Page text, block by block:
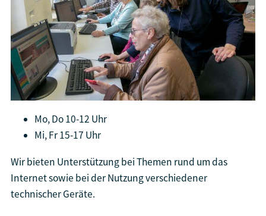
Mo, Do 10-12 Uhr
Mi, Fr 15-17 Uhr
Wir bieten Unterstützung bei Themen rund um das
Internet sowie bei der Nutzung verschiedener
technischer Geräte.